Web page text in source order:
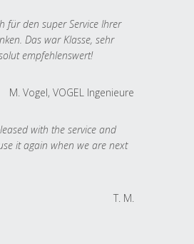
für den super Service Ihrer
Das war Klasse, sehr
empfehlenswert!
M. Vogel, VOGEL Ingenieure
with the service and
it again when we are next
T. M.